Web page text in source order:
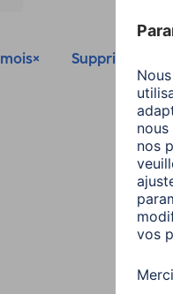
Supprimer tous